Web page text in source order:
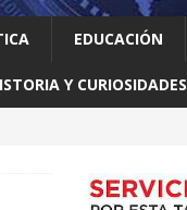
EDUCACIÓN
Y CURIOSIDADES